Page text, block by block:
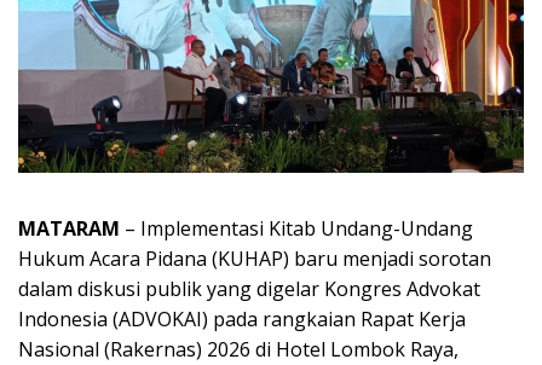
MATARAM – Implementasi Kitab Undang-Undang
Hukum Acara Pidana (KUHAP) baru menjadi sorotan
dalam diskusi publik yang digelar Kongres Advokat
Indonesia (ADVOKAI) pada rangkaian Rapat Kerja
Nasional (Rakernas) 2026 di Hotel Lombok Raya,